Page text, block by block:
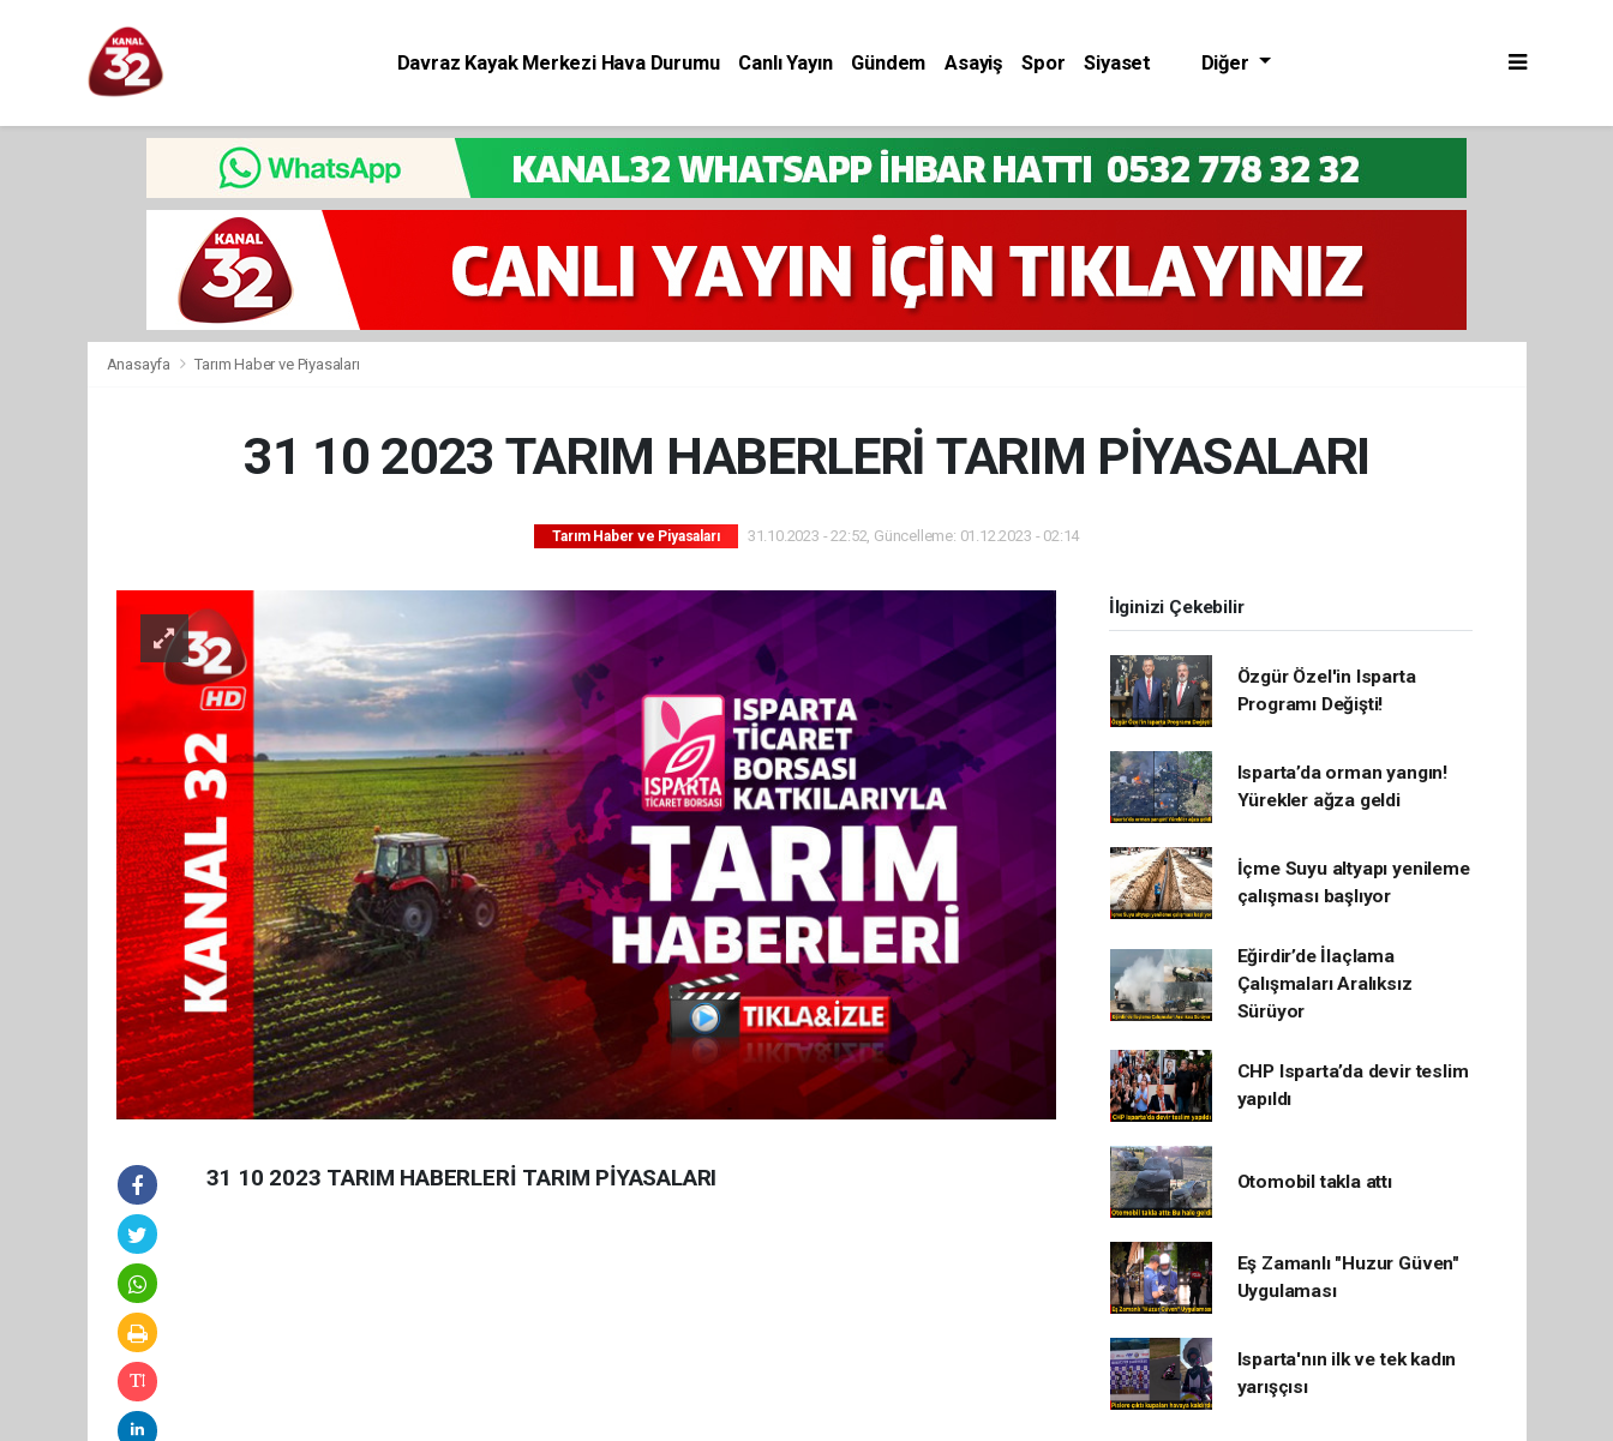
Davraz Kayak Merkezi Hava Durumu Canlı Yayın Gündem Asayiş Spor
Siyaset
Diğer
Anasayfa Tarım Haber ve Piyasaları
31 10 2023 TARIM HABERLERİ TARIM PİYASALARI
Tarım Haber ve Piyasaları 31.10.2023 - 22:52, Güncelleme: 01.12.2023 - 02:14
31 10 2023 TARIM HABERLERİ TARIM PİYASALARI
İlginizi Çekebilir
Özgür Özel'in Isparta
Programı Değişti!
Isparta’da orman yangın!
Yürekler ağza geldi
İçme Suyu altyapı yenileme
çalışması başlıyor
Eğirdir’de İlaçlama
Çalışmaları Aralıksız
Sürüyor
CHP Isparta’da devir teslim
yapıldı
Otomobil takla attı
Eş Zamanlı "Huzur Güven"
Uygulaması
Isparta'nın ilk ve tek kadın
yarışçısı